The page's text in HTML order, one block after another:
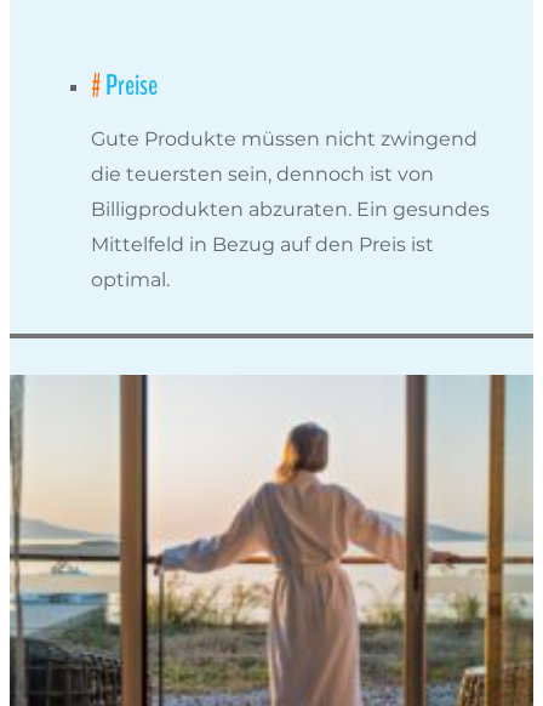
Preise
Gute Produkte müssen nicht zwingend
die teuersten sein, dennoch ist von
Billigprodukten abzuraten. Ein gesundes
Mittelfeld in Bezug auf den Preis ist
optimal.